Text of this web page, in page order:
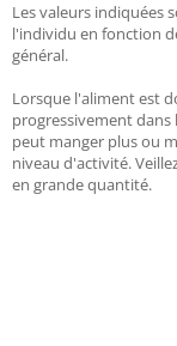
Les valeurs indiquées
l'individu en fonction
général.
Lorsque l'aliment est
progressivement
peut manger plus ou
niveau d'activité.
en grande quantité.